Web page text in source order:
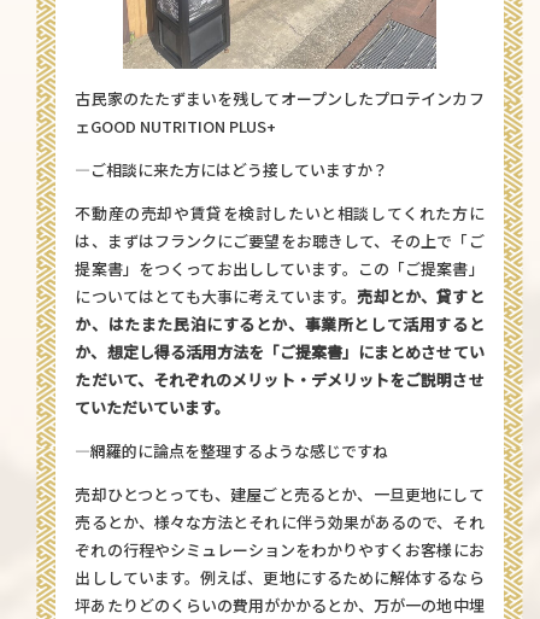
古民家のたたずまいを残してオープンしたプロテインカフ
ェGOOD NUTRITION PLUS+
—ご相談に来た方にはどう接していますか？
不動産の売却や賃貸を検討したいと相談してくれた方に
は、まずはフランクにご要望をお聴きして、その上で「ご
提案書」をつくってお出ししています。この「ご提案書」
についてはとても大事に考えています。売却とか、貸すと
か、はたまた民泊にするとか、事業所として活用すると
か、想定し得る活用方法を「ご提案書」にまとめさせてい
ただいて、それぞれのメリット・デメリットをご説明させ
ていただいています。
—網羅的に論点を整理するような感じですね
売却ひとつとっても、建屋ごと売るとか、一旦更地にして
売るとか、様々な方法とそれに伴う効果があるので、それ
ぞれの行程やシミュレーションをわかりやすくお客様にお
出ししています。例えば、更地にするために解体するなら
坪あたりどのくらいの費用がかかるとか、万が一の地中埋